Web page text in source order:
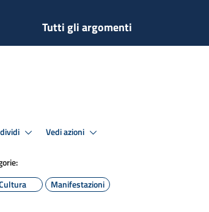
Tutti gli argomenti
Vedi azioni
Manifestazioni